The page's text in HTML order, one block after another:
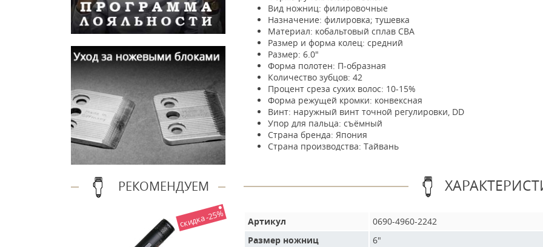
РЕКОМЕНДУЕМ
скидка -25%
Вид ножниц: филировочные
Назначение: филировка; тушевка
Материал: кобальтовый сплав CBA
Размер и форма колец: средний
Размер: 6.0"
Форма полотен: П-образная
Количество зубцов: 42
Процент среза сухих волос: 10-15%
Форма режущей кромки: конвексная
Винт: наружный винт точной регулировки, DD
Упор для пальца: съёмный
Страна бренда: Япония
Страна производства: Тайвань
Артикул
0690-4960-2242
Размер ножниц
6"